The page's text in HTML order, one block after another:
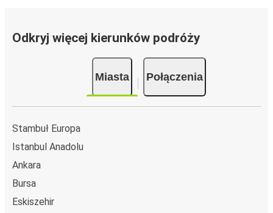
Odkryj więcej kierunków podróży
Miasta Połączenia
Stambuł Europa
Istanbul Anadolu
Ankara
Bursa
Eskiszehir